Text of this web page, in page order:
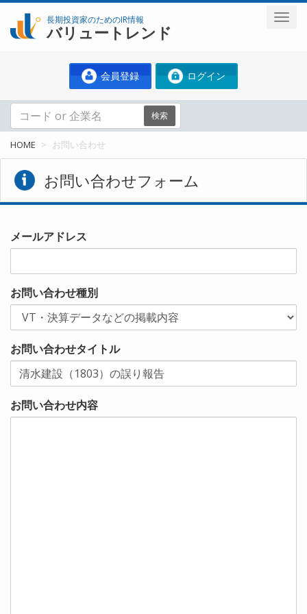
長期投資家のためのIR情報
バリュートレンド
会員登録 ログイン
検索
HOME お問い合わせ
お問い合わせフォーム
メールアドレス
お問い合わせ種別
お問い合わせタイトル
お問い合わせ内容